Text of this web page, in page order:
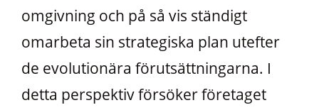
omgivning och på så vis ständigt
omarbeta sin strategiska plan utefter
de evolutionära förutsättningarna. I
detta perspektiv försöker företaget